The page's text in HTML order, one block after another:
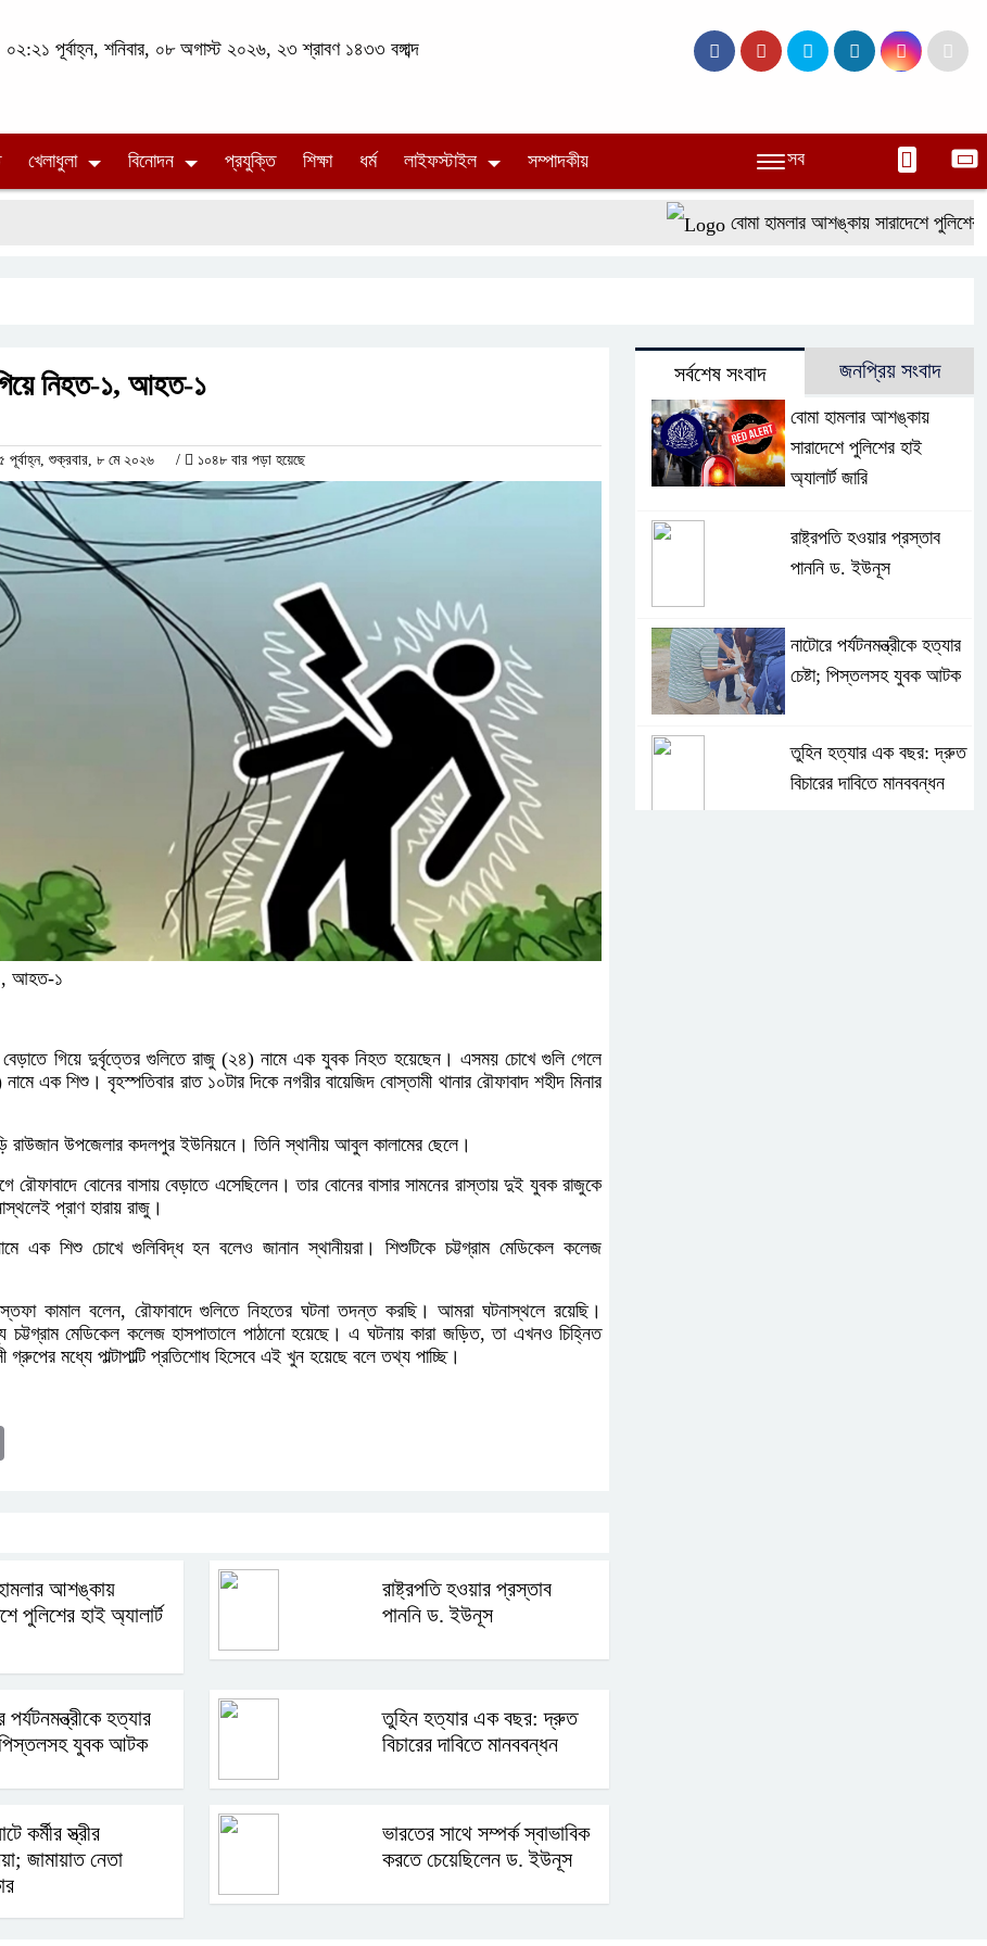
০২:২১ পূর্বাহ্ন, শনিবার, ০৮ অগাস্ট ২০২৬, ২৩ শ্রাবণ ১৪৩৩ বঙ্গাব্দ
খেলাধুলা বিনোদন প্রযুক্তি শিক্ষা ধর্ম লাইফস্টাইল সম্পাদকীয় সব
বোমা হামলার আশঙ্কায় সারাদেশে পুলিশের হাই
গিয়ে নিহত-১, আহত-১
শুক্রবার, ৮ মে ২০২৬ / ১০৪৮ বার পড়া হয়েছে
১, আহত-১
বেড়াতে গিয়ে দুর্বৃত্তের গুলিতে রাজু (২৪) নামে এক যুবক নিহত হয়েছেন। এসময় চোখে গুলি গেলে
এক শিশু। বৃহস্পতিবার রাত ১০টার দিকে নগরীর বায়েজিদ বোস্তামী থানার রৌফাবাদ শহীদ মিনার
রাউজান উপজেলার কদলপুর ইউনিয়নে। তিনি স্থানীয় আবুল কালামের ছেলে।
রৌফাবাদে বোনের বাসায় বেড়াতে এসেছিলেন। তার বোনের বাসার সামনের রাস্তায় দুই যুবক রাজুকে
প্রাণ হারায় রাজু।
এক শিশু চোখে গুলিবিদ্ধ হন বলেও জানান স্থানীয়রা। শিশুটিকে চট্টগ্রাম মেডিকেল কলেজ
কামাল বলেন, রৌফাবাদে গুলিতে নিহতের ঘটনা তদন্ত করছি। আমরা ঘটনাস্থলে রয়েছি।
মেডিকেল কলেজ হাসপাতালে পাঠানো হয়েছে। এ ঘটনায় কারা জড়িত, তা এখনও চিহ্নিত
মধ্যে পাল্টাপাল্টি প্রতিশোধ হিসেবে এই খুন হয়েছে বলে তথ্য পাচ্ছি।
আশঙ্কায়
পুলিশের হাই অ্যালার্ট
রাষ্ট্রপতি হওয়ার প্রস্তাব
পাননি ড. ইউনূস
পর্যটনমন্ত্রীকে হত্যার
পিস্তলসহ যুবক আটক
তুহিন হত্যার এক বছর: দ্রুত
বিচারের দাবিতে মানববন্ধন
কর্মীর স্ত্রীর
জামায়াত নেতা
ভারতের সাথে সম্পর্ক স্বাভাবিক
করতে চেয়েছিলেন ড. ইউনূস
সর্বশেষ সংবাদ জনপ্রিয় সংবাদ
বোমা হামলার আশঙ্কায়
সারাদেশে পুলিশের হাই
অ্যালার্ট জারি
রাষ্ট্রপতি হওয়ার প্রস্তাব
পাননি ড. ইউনূস
নাটোরে পর্যটনমন্ত্রীকে হত্যার
চেষ্টা; পিস্তলসহ যুবক আটক
তুহিন হত্যার এক বছর: দ্রুত
বিচারের দাবিতে মানববন্ধন